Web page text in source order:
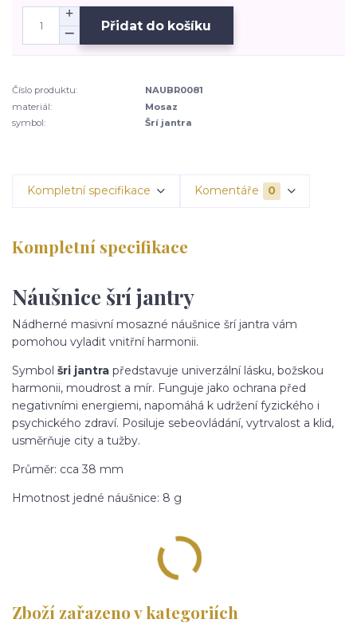
Přidat do košíku
Číslo produktu:
NAUBR0081
materiál:
Mosaz
symbol:
Šrí jantra
Kompletní specifikace Komentáře 0
Kompletní specifikace
Náušnice šrí jantry
Nádherné masivní mosazné náušnice šrí jantra vám
pomohou vyladit vnitřní harmonii.
Symbol šri jantra představuje univerzální lásku, božskou
harmonii, moudrost a mír. Funguje jako ochrana před
negativními energiemi, napomáhá k udržení fyzického i
psychického zdraví. Posiluje sebeovládání, vytrvalost a klid,
usměrňuje city a tužby.
Průměr: cca 38 mm
Hmotnost jedné náušnice: 8 g
Zboží zařazeno v kategoriích